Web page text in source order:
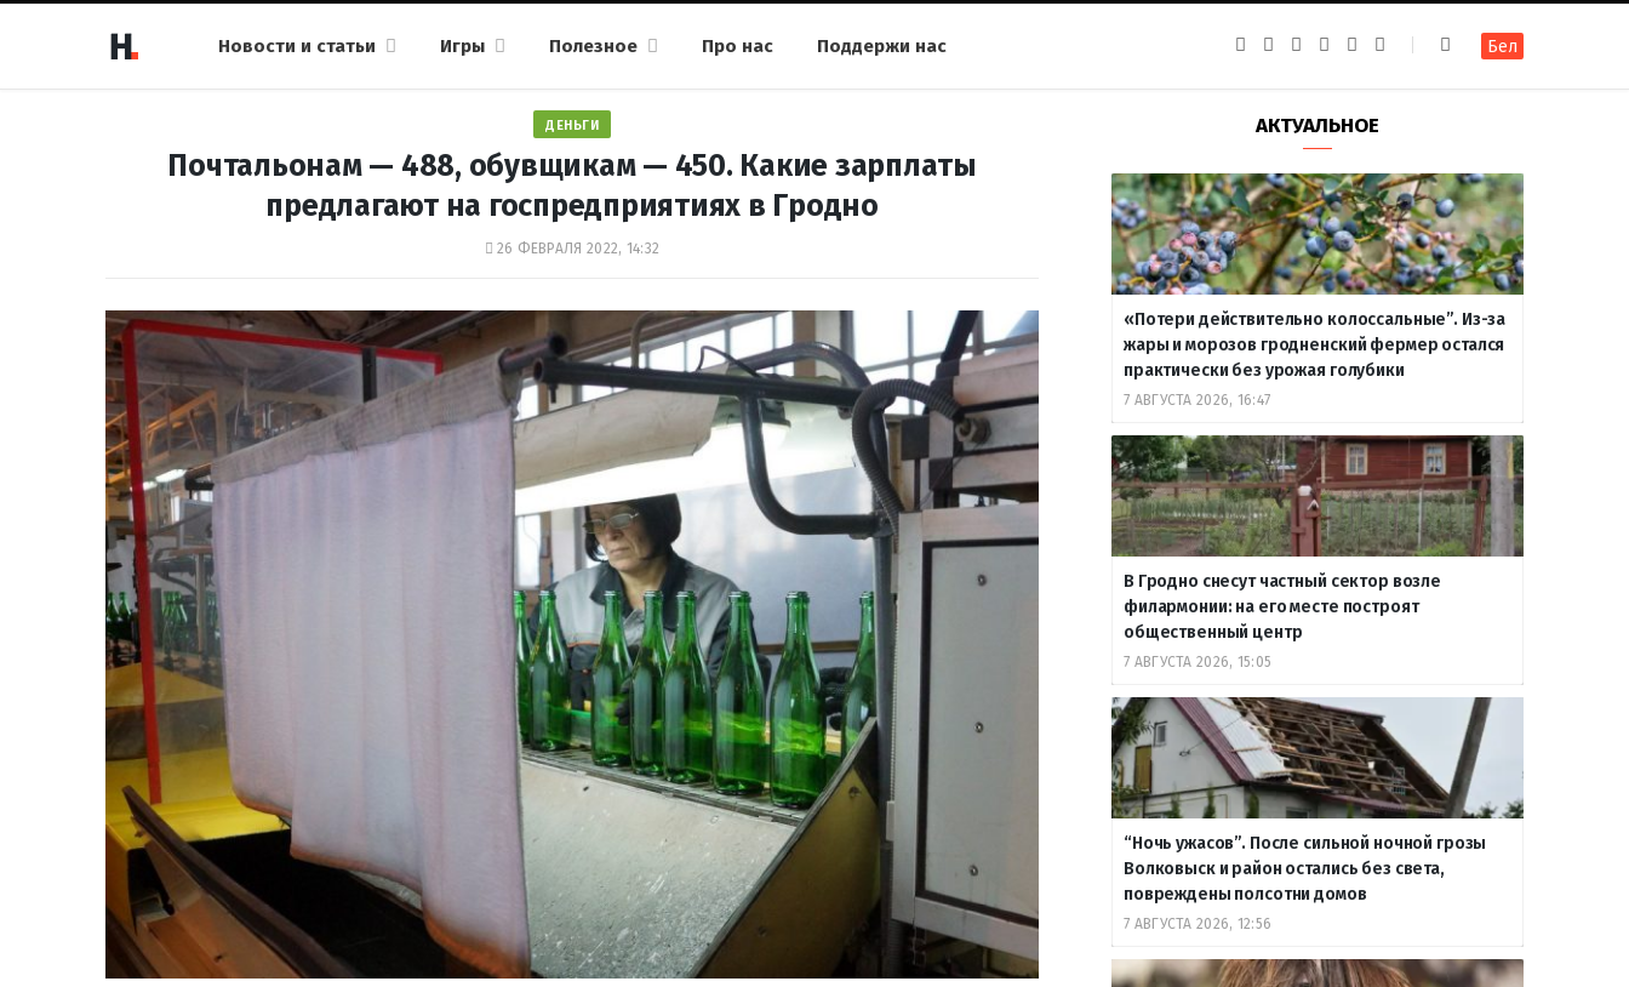
Новости и статьи Игры Полезное Про нас Поддержи нас
k
a
g
a
m
g
r
a
m
u
b
т
е
Бел
ДЕНЬГИ
Почтальонам — 488, обувщикам — 450. Какие зарплаты
предлагают на госпредприятиях в Гродно
26 ФЕВРАЛЯ 2022, 14:32
АКТУАЛЬНОЕ
«Потери действительно колоссальные”. Из-за
жары и морозов гродненский фермер остался
практически без урожая голубики
7 АВГУСТА 2026, 16:47
В Гродно снесут частный сектор возле
филармонии: на его месте построят
общественный центр
7 АВГУСТА 2026, 15:05
“Ночь ужасов”. После сильной ночной грозы
Волковыск и район остались без света,
повреждены полсотни домов
7 АВГУСТА 2026, 12:56